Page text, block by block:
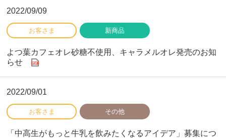
2022/09/09
よつ葉カフェオレ砂糖不使用、キャラメルオレ発売のお知
らせ
2022/09/01
「中高生がもっと牛乳を飲みたくなるアイデア」募集につ